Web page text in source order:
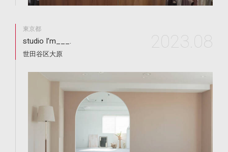
東京都
studio I’m___.
世田谷区大原 2023.08